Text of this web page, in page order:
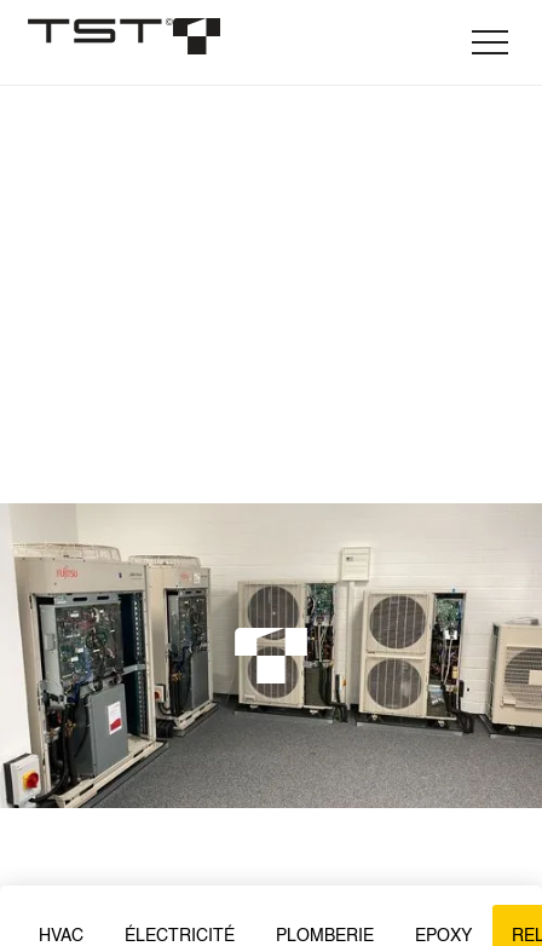
HVAC ÉLECTRICITÉ PLOMBERIE EPOXY